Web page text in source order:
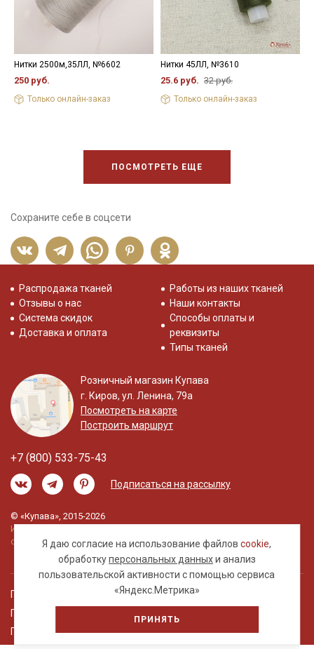
Нитки 2500м,35ЛЛ, №6602
250 руб.
Только онлайн-заказ
Нитки 45ЛЛ, №3610
25.6 руб. 32 руб.
Только онлайн-заказ
ПОСМОТРЕТЬ ЕЩЕ
Сохраните себе в соцсети
Я даю согласие на использование файловcookie,
обработкуперсональных данныхи анализ
пользовательской активности с помощью сервиса
«Яндекс.Метрика»
ПРИНЯТЬ
Распродажа тканей
Отзывы о нас
Система скидок
Доставка и оплата
Работы из наших тканей
Наши контакты
Способы оплаты и
реквизиты
Типы тканей
Розничный магазин Купава
г. Киров, ул. Ленина, 79а
Посмотреть на карте
Построить маршрут
+7 (800) 533-75-43
Подписаться на рассылку
© «Купава», 2015-2026
Информация на сайте не является публичной
офертой.
Правовая информация
Политика обработки персональных данных
Пользовательское соглашение